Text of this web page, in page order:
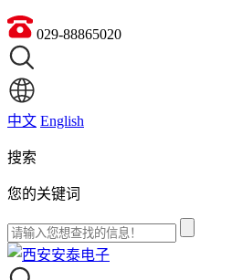
029-88865020
中文 English
搜索
您的关键词